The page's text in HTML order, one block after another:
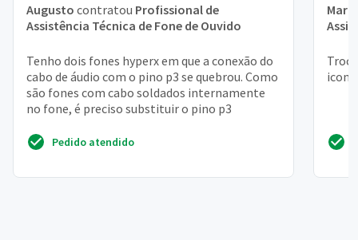
Augusto contratou Profissional de
Assistência Técnica de Fone de Ouvido
Tenho dois fones hyperx em que a conexão do
cabo de áudio com o pino p3 se quebrou. Como
são fones com cabo soldados internamente
no fone, é preciso substituir o pino p3
Pedido atendido